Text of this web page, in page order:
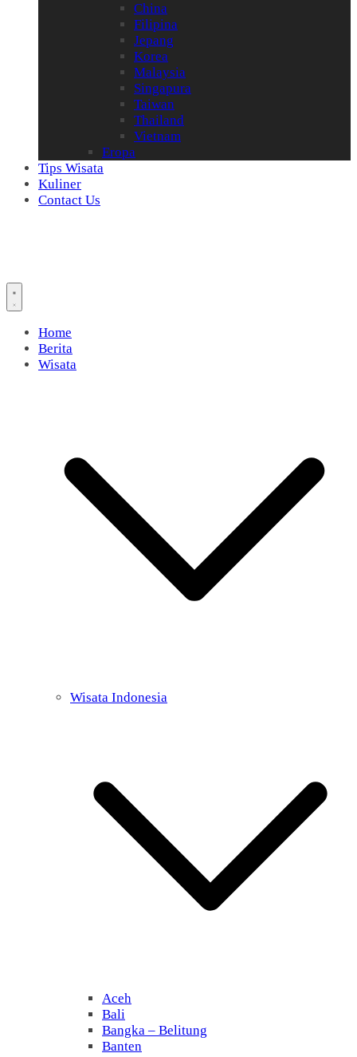
China
Filipina
Jepang
Korea
Malaysia
Singapura
Taiwan
Thailand
Vietnam
Eropa
Tips Wisata
Kuliner
Contact Us
Home
Berita
Wisata
Wisata Indonesia
Aceh
Bali
Bangka – Belitung
Banten